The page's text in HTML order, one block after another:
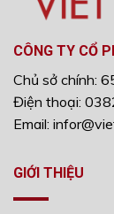
CÔNG TY CỔ
Chủ sở chính:
Điện thoại:
Email:
GIỚI THIỆU